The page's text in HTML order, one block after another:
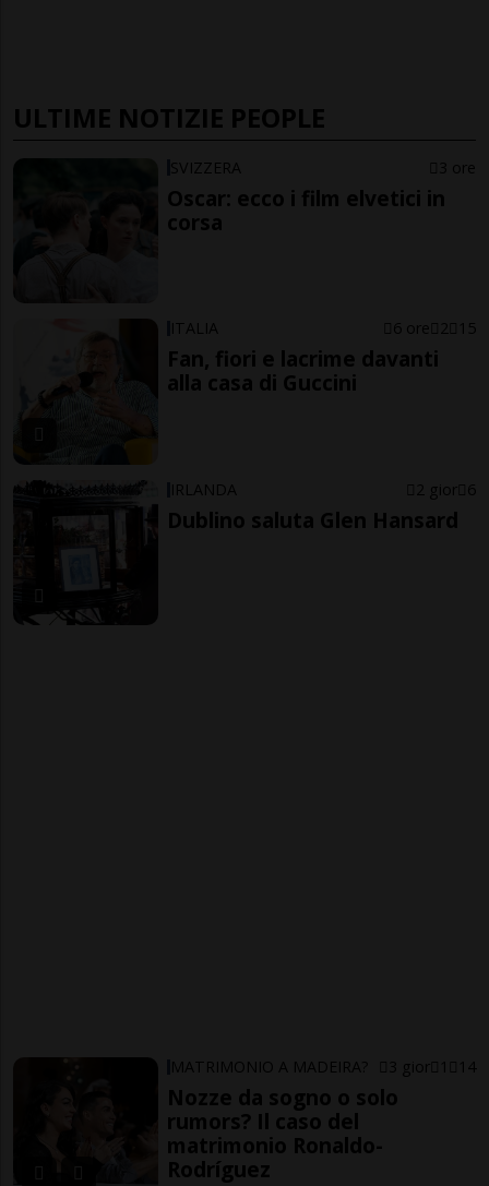
ULTIME NOTIZIE PEOPLE
SVIZZERA 3 ore
Oscar: ecco i film elvetici in
corsa
ITALIA 6 ore 2 15
Fan, fiori e lacrime davanti
alla casa di Guccini
IRLANDA 2 gior 6
Dublino saluta Glen Hansard
MATRIMONIO A MADEIRA? 3 gior 1 14
Nozze da sogno o solo
rumors? Il caso del
matrimonio Ronaldo-
Rodríguez